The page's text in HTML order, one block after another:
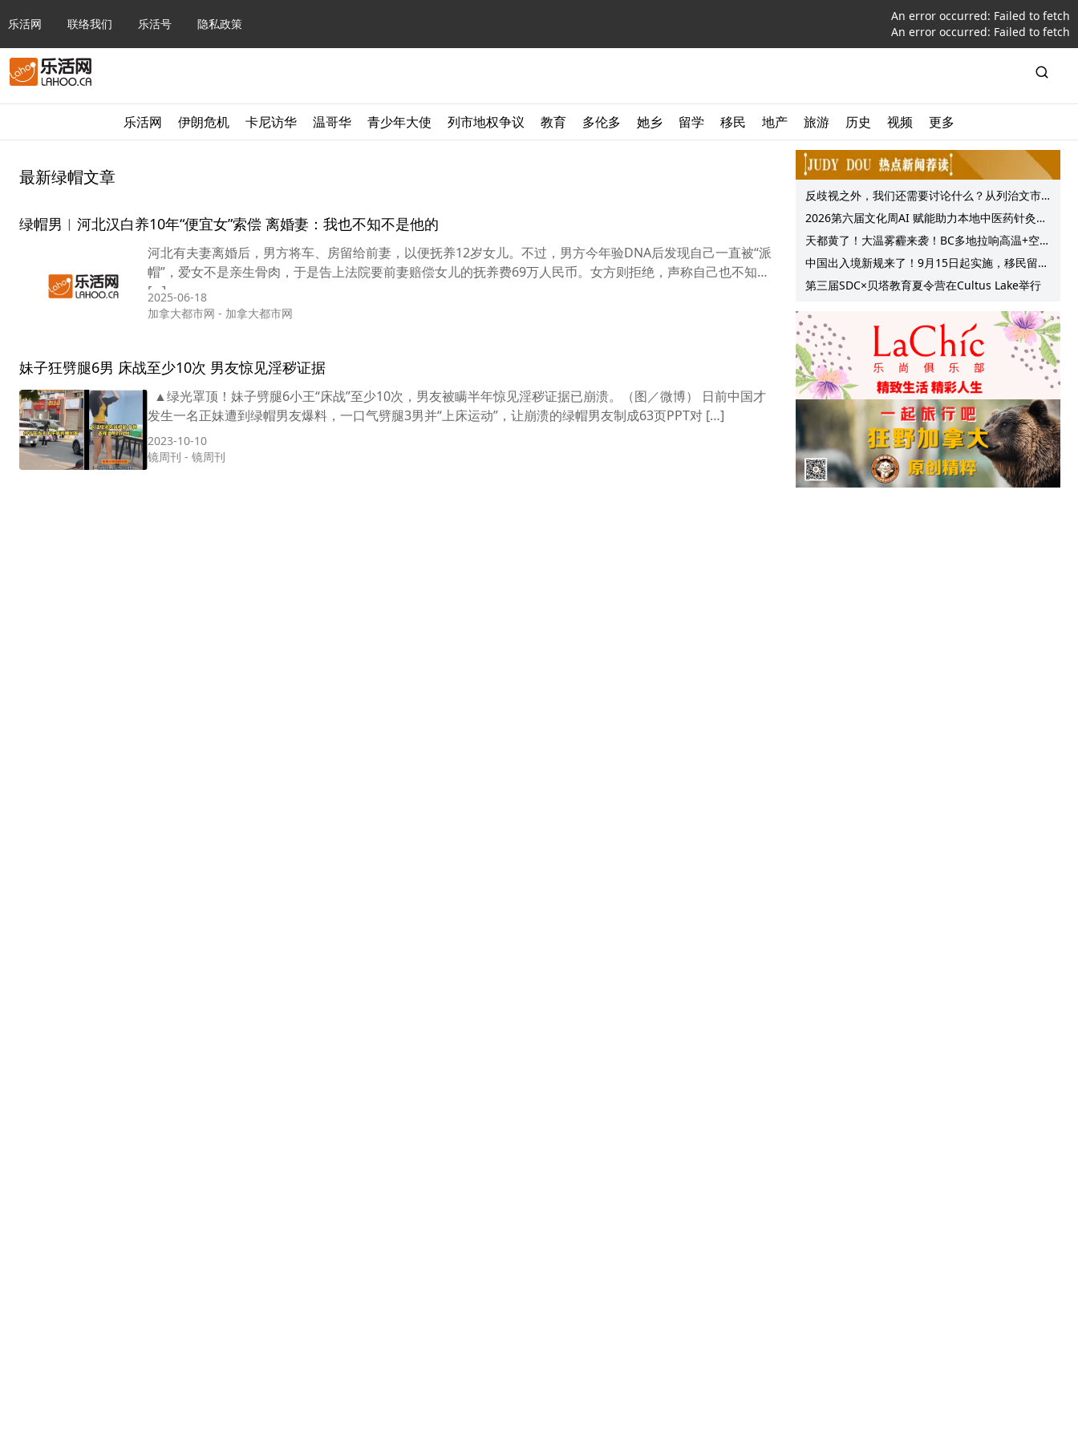
乐活网 联络我们 乐活号 隐私政策
An error occurred: Failed to fetch
An error occurred: Failed to fetch
乐活网 伊朗危机 卡尼访华 温哥华 青少年大使 列市地权争议 教育 多伦多 她乡 留学 移民 地产 旅游 历史 视频 更多
最新绿帽文章
绿帽男︱河北汉白养10年“便宜女”索偿 离婚妻：我也不知不是他的
河北有夫妻离婚后，男方将车、房留给前妻，以便抚养12岁女儿。不过，男方今年验DNA后发现自己一直被“派
帽”，爱女不是亲生骨肉，于是告上法院要前妻赔偿女儿的抚养费69万人民币。女方则拒绝，声称自己也不知
[…]
2025-06-18
加拿大都市网 - 加拿大都市网
妹子狂劈腿6男 床战至少10次 男友惊见淫秽证据
▲绿光罩顶！妹子劈腿6小王“床战”至少10次，男友被瞒半年惊见淫秽证据已崩溃。（图／微博） 日前中国才
发生一名正妹遭到绿帽男友爆料，一口气劈腿3男并“上床运动”，让崩溃的绿帽男友制成63页PPT对 […]
2023-10-10
镜周刊 - 镜周刊
反歧视之外，我们还需要讨论什么？从列治文市
议会一项动议谈起
2026第六届文化周AI 赋能助力本地中医药针灸服
务提质升级
天都黄了！大温雾霾来袭！BC多地拉响高温+空气
质量预警 最高可达35°C！
中国出入境新规来了！9月15日起实施，移民留学
中介迎来最强监管！
第三届SDC×贝塔教育夏令营在Cultus Lake举行